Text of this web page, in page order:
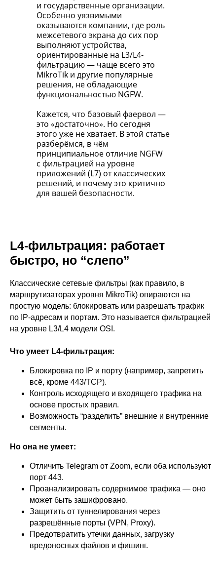
и государственные организации.
Особенно уязвимыми
оказываются компании, где роль
межсетевого экрана до сих пор
выполняют устройства,
ориентированные на L3/L4-
фильтрацию — чаще всего это
MikroTik и другие популярные
решения, не обладающие
функциональностью NGFW.
Кажется, что базовый фаервол —
это «достаточно». Но сегодня
этого уже не хватает. В этой статье
разберёмся, в чём
принципиальное отличие NGFW
с фильтрацией на уровне
приложений (L7) от классических
решений, и почему это критично
для вашей безопасности.
L4-фильтрация: работает
быстро, но “слепо”
Классические сетевые фильтры (как правило, в
маршрутизаторах уровня MikroTik) опираются на
простую модель: блокировать или разрешать трафик
по IP-адресам и портам. Это называется фильтрацией
на уровне L3/L4 модели OSI.
Что умеет L4-фильтрация:
Блокировка по IP и порту (например, запретить
всё, кроме 443/TCP).
Контроль исходящего и входящего трафика на
основе простых правил.
Возможность “разделить” внешние и внутренние
сегменты.
Но она не умеет:
Отличить Telegram от Zoom, если оба используют
порт 443.
Проанализировать содержимое трафика — оно
может быть зашифровано.
Защитить от туннелирования через
разрешённые порты (VPN, Proxy).
Предотвратить утечки данных, загрузку
вредоносных файлов и фишинг.